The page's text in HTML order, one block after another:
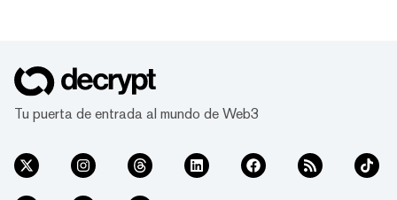
Tu puerta de entrada al mundo de Web3